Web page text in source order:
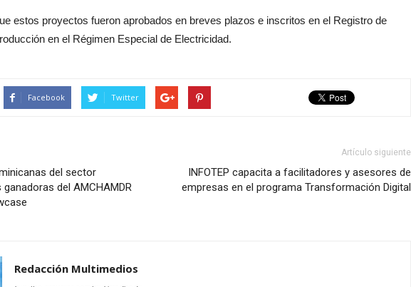
estos proyectos fueron aprobados en breves plazos e inscritos en el Registro de
en el Régimen Especial de Electricidad.
Facebook Twitter
del sector
del AMCHAMDR
Artículo siguiente
INFOTEP capacita a facilitadores y asesores de
empresas en el programa Transformación Digital
Redacción Multimedios